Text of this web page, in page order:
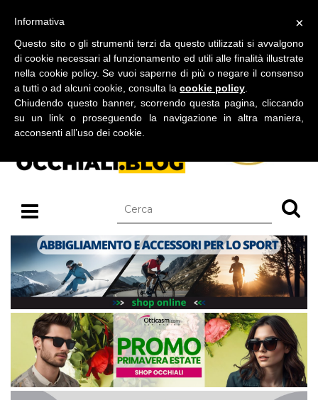
BLOG SU OCCHIALI DA SOLE E OCCHIALI DA VISTA
×
Informativa
Questo sito o gli strumenti terzi da questo utilizzati si avvalgono
di cookie necessari al funzionamento ed utili alle finalità illustrate
nella cookie policy. Se vuoi saperne di più o negare il consenso
a tutti o ad alcuni cookie, consulta la cookie policy
Chiudendo questo banner, scorrendo questa pagina, cliccando
su un link o proseguendo la navigazione in altra maniera,
acconsenti all’uso dei cookie.